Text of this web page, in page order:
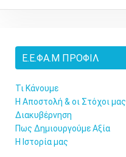
Ε.Ε.ΦΑ.Μ ΠΡΟΦΊΛ
Τι Κάνουμε
Η Αποστολή & οι Στόχοι μας
Διακυβέρνηση
Πως Δημιουργούμε Αξία
Η Ιστορία μας